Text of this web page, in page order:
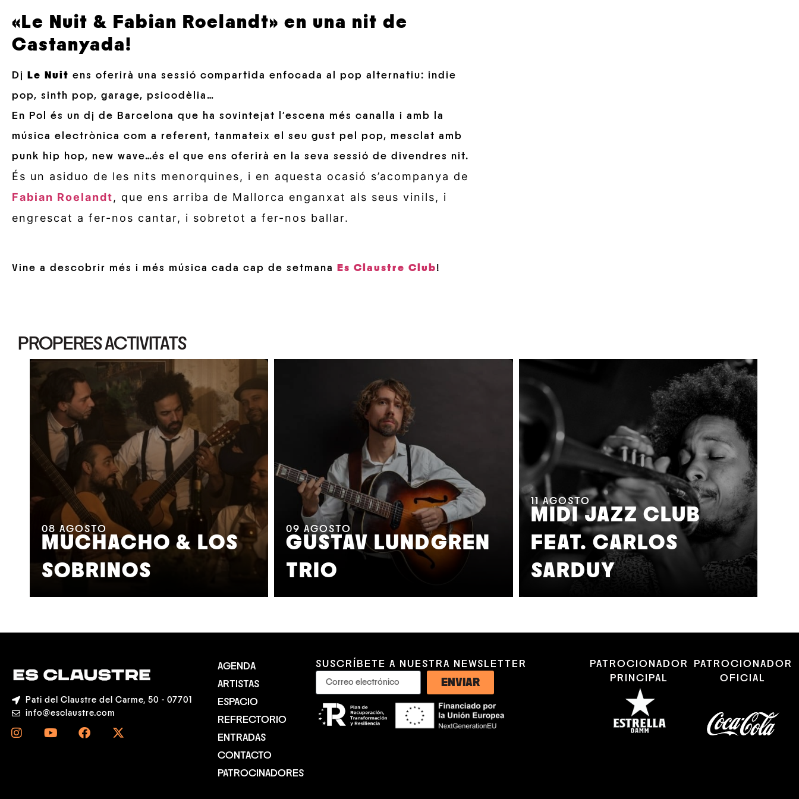
«Le Nuit & Fabian Roelandt» en una nit de
Castanyada!
Dj Le Nuit ens oferirà una sessió compartida enfocada al pop alternatiu: indie
pop, sinth pop, garage, psicodèlia…
En Pol és un dj de Barcelona que ha sovintejat l’escena més canalla i amb la
música electrònica com a referent, tanmateix el seu gust pel pop, mesclat amb
punk hip hop, new wave…és el que ens oferirà en la seva sessió de divendres nit.
És un asiduo de les nits menorquines, i en aquesta ocasió s’acompanya de
Fabian Roelandt, que ens arriba de Mallorca enganxat als seus vinils, i
engrescat a fer-nos cantar, i sobretot a fer-nos ballar.
Vine a descobrir més i més música cada cap de setmana Es Claustre Club!
PROPERES ACTIVITATS
08 AGOSTO
MUCHACHO & LOS
SOBRINOS
09 AGOSTO
GUSTAV LUNDGREN
TRIO
11 AGOSTO
MIDI JAZZ CLUB
FEAT. CARLOS
SARDUY
Pati del Claustre del Carme, 50 - 07701
info@esclaustre.com
AGENDA
ARTISTAS
ESPACIO
REFRECTORIO
ENTRADAS
CONTACTO
PATROCINADORES
SUSCRÍBETE A NUESTRA NEWSLETTER
ENVIAR
PATROCIONADOR
PRINCIPAL
PATROCIONADOR
OFICIAL